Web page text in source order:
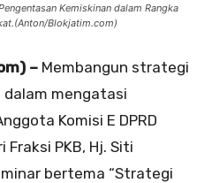
Kemiskinan dalam Rangka
Blokjatim.com)
– Membangun strategi
mengatasi
Komisi E DPRD
PKB, Hj. Siti
bertema “Strategi